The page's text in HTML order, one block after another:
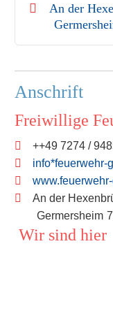
An der
Anschrift
Freiwillige
++49 7274 /
info*feuerwehr-
An der
Germersheim
Wir sind hier